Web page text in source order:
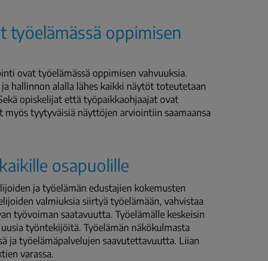
työelämässä oppimisen
ovat työelämässä oppimisen vahvuuksia.
hallinnon alalla lähes kaikki näytöt toteutetaan
opiskelijat että työpaikkaohjaajat ovat
tyytyväisiä näyttöjen arviointiin saamaansa
osapuolille
ja työelämän edustajien kokemusten
valmiuksia siirtyä työelämään, vahvistaa
työvoiman saatavuutta. Työelämälle keskeisin
työntekijöitä. Työelämän näkökulmasta
ja työelämäpalvelujen saavutettavuutta. Liian
varassa.